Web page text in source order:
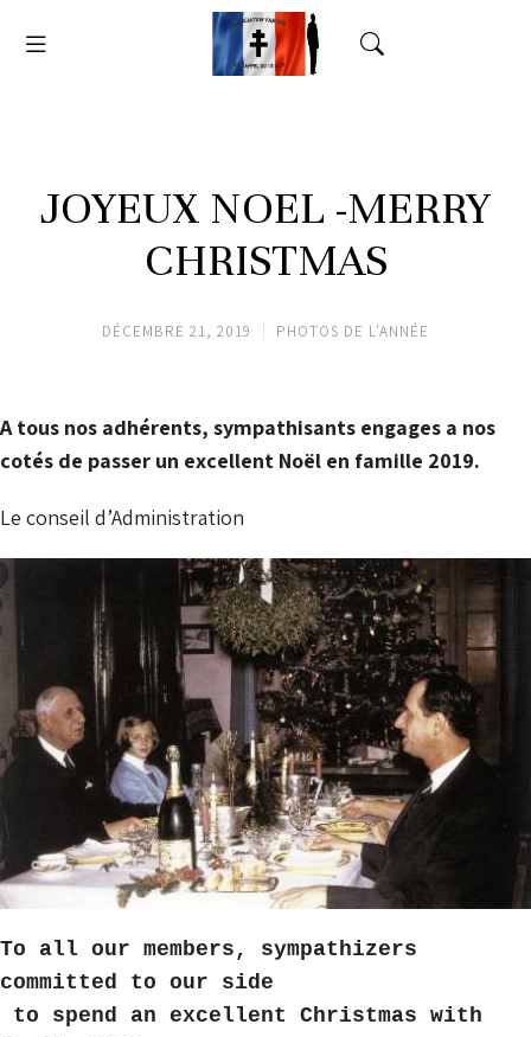
JOYEUX NOEL -MERRY
CHRISTMAS
DÉCEMBRE 21, 2019 PHOTOS DE L'ANNÉE
A tous nos adhérents, sympathisants engages a nos
cotés de passer un excellent Noël en famille 2019.
Le conseil d’Administration
To all our members, sympathizers
committed to our side